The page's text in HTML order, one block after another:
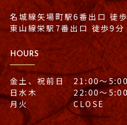
名城線矢場町駅6番出口 徒
東山線栄駅7番出口 徒歩9分
HOURS
金土、祝前日 21:00〜
日水木 22:00〜
月火 CLOSE